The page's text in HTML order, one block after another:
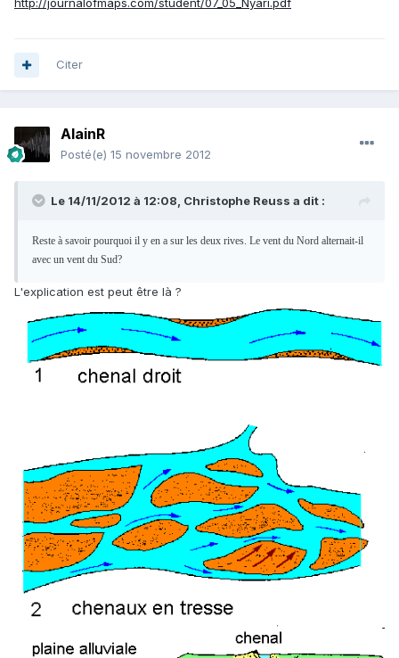
http://journalofmaps.com/student/07_05_Nyari.pdf
Citer
AlainR
Posté(e) 15 novembre 2012
Le 14/11/2012 à 12:08, Christophe Reuss a dit :
Reste à savoir pourquoi il y en a sur les deux rives. Le vent du Nord alternait-il
avec un vent du Sud?
L'explication est peut être là ?